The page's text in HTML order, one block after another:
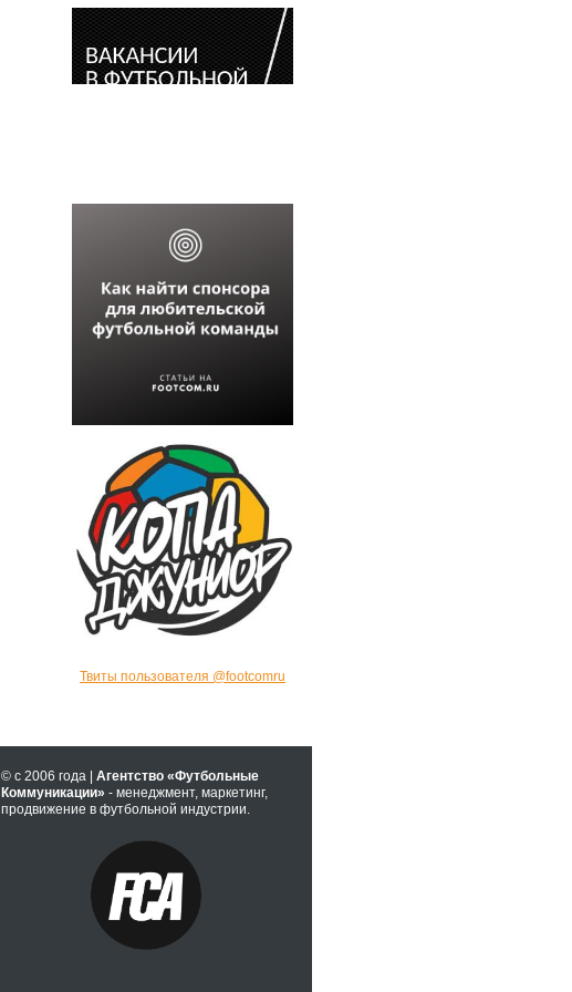
Твиты пользователя @footcomru
© с 2006 года |Агентство «Футбольные
Коммуникации» - менеджмент, маркетинг,
продвижение в футбольной индустрии.